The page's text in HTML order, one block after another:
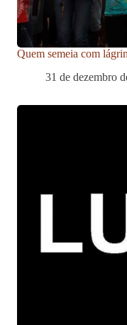
Quem semeia com
31 de dezembro